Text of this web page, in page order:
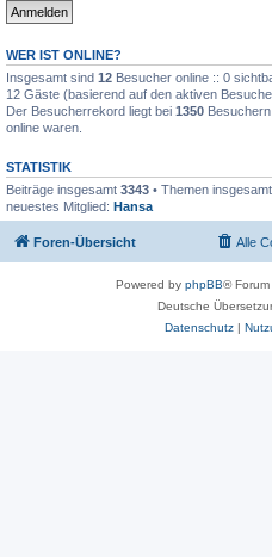
WER IST ONLINE?
Insgesamt sind 12 Besucher online :: 0
12 Gäste (basierend auf den aktiven
Der Besucherrekord liegt bei 1350
online waren.
STATISTIK
Beiträge insgesamt 3343 • Themen insgesamt
neuestes Mitglied: Hansa
Foren-Übersicht Alle
Powered by phpBB®
Deutsche
Datenschutz|